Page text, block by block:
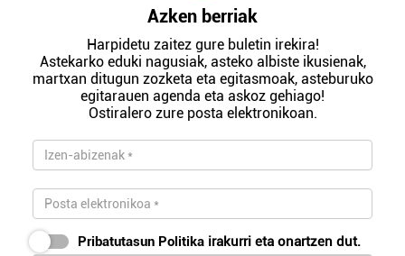
Azken berriak
Harpidetu zaitez gure buletin irekira!
Astekarko eduki nagusiak, asteko albiste ikusienak,
martxan ditugun zozketa eta egitasmoak, asteburuko
egitarauen agenda eta askoz gehiago!
Ostiralero zure posta elektronikoan.
Pribatutasun Politika irakurri eta onartzen dut.